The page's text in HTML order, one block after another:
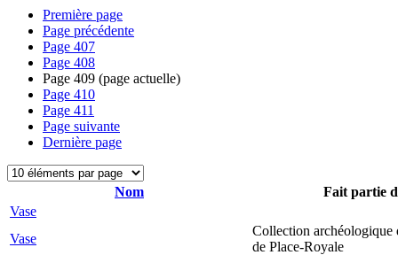
Première page
Page précédente
Page 407
Page 408
Page 409 (page actuelle)
Page 410
Page 411
Page suivante
Dernière page
Nom
Fait partie
Vase
Vase
Collection archéologique
de Place-Royale